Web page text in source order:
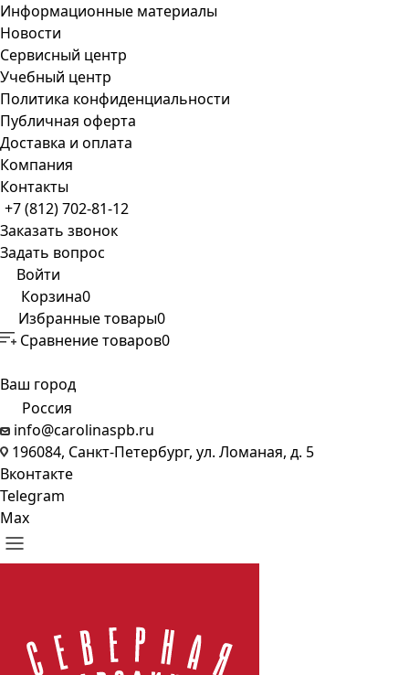
Информационные материалы
Новости
Сервисный центр
Учебный центр
Политика конфиденциальности
Публичная оферта
Доставка и оплата
Компания
Контакты
+7 (812) 702-81-12
Заказать звонок
Задать вопрос
Войти
Корзина0
Избранные товары0
Сравнение товаров0
Ваш город
Россия
info@carolinaspb.ru
196084, Санкт-Петербург, ул. Ломаная, д. 5
Вконтакте
Telegram
Max